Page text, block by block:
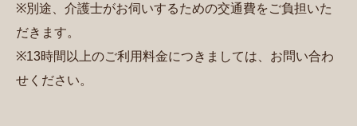
※別途、介護士がお伺いするための交通費をご負担いた
だきます。
※13時間以上のご利用料金につきましては、お問い合わ
せください。